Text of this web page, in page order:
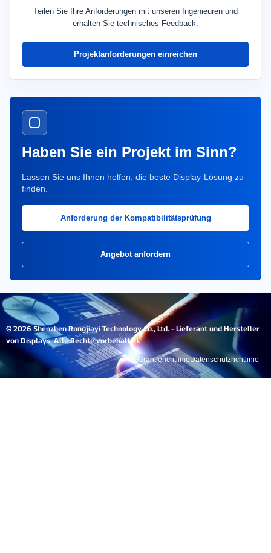
Teilen Sie Ihre Anforderungen mit unseren Ingenieuren und
erhalten Sie technisches Feedback.
Projektanforderungen einreichen
Haben Sie ein Projekt im Sinn?
Lassen Sie uns Ihnen helfen, die beste Display-Lösung zu
finden.
Anforderung der Kompatibilitätsprüfung
Angebot anfordern
© 2026 Shenzhen Rongjiayi Technology Co., Ltd. - Lieferant und Hersteller
von Displays. Alle Rechte vorbehalten.
Datenschutzrichtlinie
Garantierichtlinie